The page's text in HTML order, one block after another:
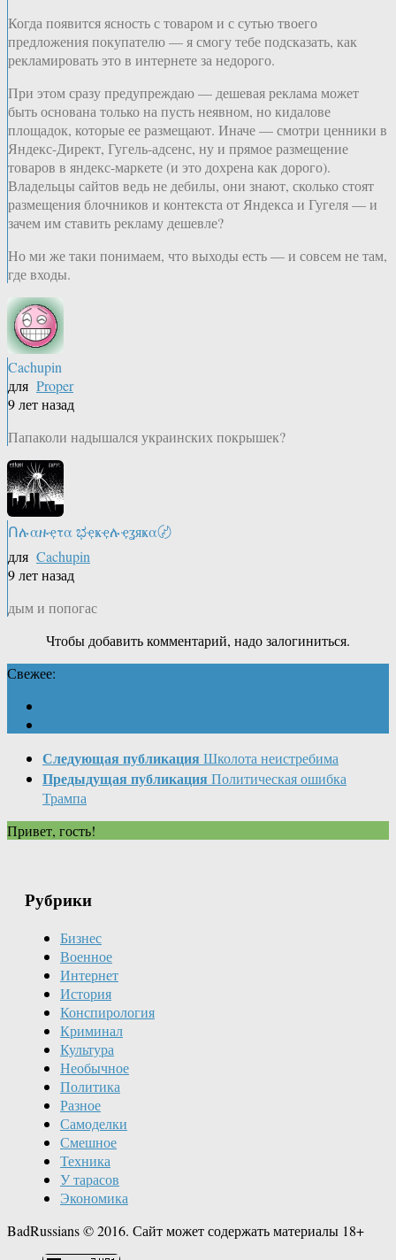
Когда появится ясность с товаром и с сутью твоего
предложения покупателю — я смогу тебе подсказать, как
рекламировать это в интернете за недорого.
При этом сразу предупреждаю — дешевая реклама может
быть основана только на пусть неявном, но кидалове
площадок, которые ее размещают. Иначе — смотри ценники в
Яндекс-Директ, Гугель-адсенс, ну и прямое размещение
товаров в яндекс-маркете (и это дохрена как дорого).
Владельцы сайтов ведь не дебилы, они знают, сколько стоят
размещения блочников и контекста от Яндекса и Гугеля — и
зачем им ставить рекламу дешевле?
Но ми же таки понимаем, что выходы есть — и совсем не там,
где входы.
Cachupin
для Proper
9 лет назад
Папаколи надышался украинских покрышек?
Ոሉαዙҿτα ಭҿҝҿሉҿʓяҝα〄
для Cachupin
9 лет назад
дым и попогас
Чтобы добавить комментарий, надо залогиниться.
Свежее:
Следующая публикация Школота неистребима
Предыдущая публикация Политическая ошибка
Трампа
Привет, гость!
Рубрики
Бизнес
Военное
Интернет
История
Конспирология
Криминал
Культура
Необычное
Политика
Разное
Самоделки
Смешное
Техника
У тарасов
Экономика
BadRussians © 2016. Сайт может содержать материалы 18+